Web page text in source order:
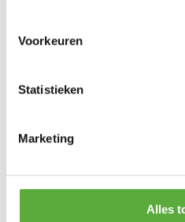
Voorkeuren
Statistieken
Marketing
Alles